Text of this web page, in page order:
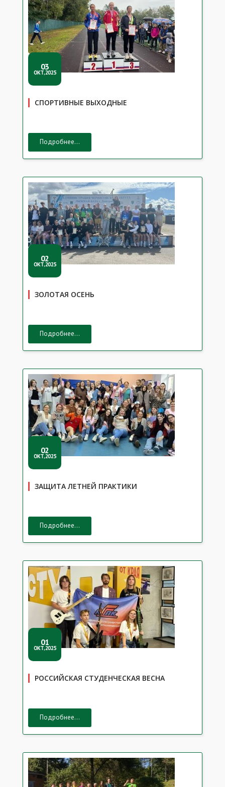
03
ОКТ,2025
СПОРТИВНЫЕ ВЫХОДНЫЕ
Подробнее...
02
ОКТ,2025
ЗОЛОТАЯ ОСЕНЬ
Подробнее...
02
ОКТ,2025
ЗАЩИТА ЛЕТНЕЙ ПРАКТИКИ
Подробнее...
01
ОКТ,2025
РОССИЙСКАЯ СТУДЕНЧЕСКАЯ ВЕСНА
Подробнее...